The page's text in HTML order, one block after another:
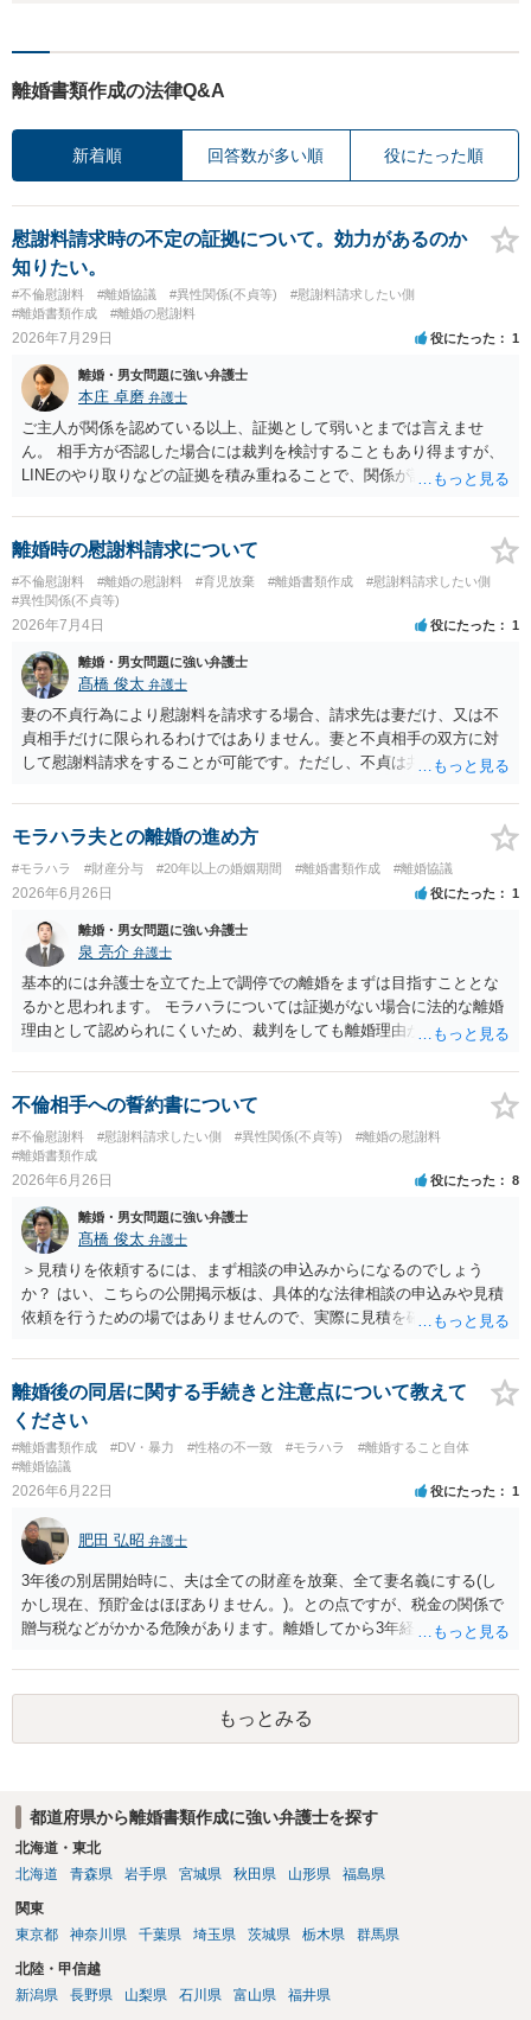
離婚書類作成の法律Q&A
新着順 回答数が多い順 役にたった順
慰謝料請求時の不定の証拠について。効力があるのか
知りたい。
#不倫慰謝料 #離婚協議 #異性関係(不貞等)
#慰謝料請求したい側
#離婚書類作成
#離婚の慰謝料
2026年7月29日 役にたった 1
離婚・男女問題に強い弁護士
本庄 卓磨 弁護士
ご主人が関係を認めている以上、証拠として弱いとまでは言えませ
ん。 相手方が否認した場合には裁判を検討することもあり得ますが、
LINEのやり取りなどの証拠を積み重ねることで、関係が認定される余
個別の事情によりますので、お早めに弁護士に相談されることをおす
すめします。
離婚時の慰謝料請求について
#不倫慰謝料 #離婚の慰謝料 #育児放棄 #離婚書類作成
#慰謝料請求したい側
#異性関係(不貞等)
2026年7月4日 役にたった 1
離婚・男女問題に強い弁護士
髙橋 俊太 弁護士
妻の不貞行為により慰謝料を請求する場合、請求先は妻だけ、又は不
貞相手だけに限られるわけではありません。妻と不貞相手の双方に対
して慰謝料請求をすることが可能です。ただし、不貞は共同不法行為
から請求できない」というより、「双方に請求はできるが、同じ損害
について二重に回収することはできない」という理解が正確です。
モラハラ夫との離婚の進め方
#モラハラ #財産分与 #20年以上の婚姻期間 #離婚書類作成 #離婚協議
2026年6月26日 役にたった 1
離婚・男女問題に強い弁護士
泉 亮介 弁護士
基本的には弁護士を立てた上で調停での離婚をまずは目指すこととな
るかと思われます。 モラハラについては証拠がない場合に法的な離婚
理由として認められにくいため、裁判をしても離婚理由が認められな
は別居期間を重ねた上で離婚裁判を行うこととなります。 いずれにし
ても別居を開始した上で弁護士を立てて協議を重ねていくこととなる
不倫相手への誓約書について
#不倫慰謝料 #慰謝料請求したい側 #異性関係(不貞等)
#離婚の慰謝料
#離婚書類作成
2026年6月26日 役にたった 8
離婚・男女問題に強い弁護士
髙橋 俊太 弁護士
＞見積りを依頼するには、まず相談の申込みからになるのでしょう
か？ はい、こちらの公開掲示板は、具体的な法律相談の申込みや見積
依頼を行うための場ではありませんので、実際に見積を確認されたい
わせをしていただく必要があります。
離婚後の同居に関する手続きと注意点について教えて
ください
#離婚書類作成 #DV・暴力 #性格の不一致 #モラハラ
#離婚すること自体
#離婚協議
2026年6月22日 役にたった 1
肥田 弘昭 弁護士
3年後の別居開始時に、夫は全ての財産を放棄、全て妻名義にする(し
かし現在、預貯金はほぼありません。)。との点ですが、税金の関係で
贈与税などがかかる危険があります。離婚してから3年経過しているの
て、離婚時に財産分与した方が法律的には良いかと思います。ご参考
にしてください。
もっとみる
都道府県から離婚書類作成に強い弁護士を探す
北海道・東北
北海道
青森県 岩手県 宮城県 秋田県 山形県 福島県
関東
東京都
神奈川県 千葉県 埼玉県 茨城県 栃木県 群馬県
北陸・甲信越
新潟県
長野県 山梨県 石川県 富山県 福井県